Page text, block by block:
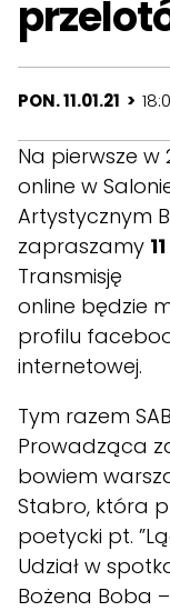
PON. 11.01.21 >
Na pierwsze w
online w
Artystycznym
zapraszamy
Transmisję
online będzie
profilu
internetowej.
Tym razem
Prowadząca
bowiem
Stabro, która
poetycki pt.
Udział w
Bożena Boba